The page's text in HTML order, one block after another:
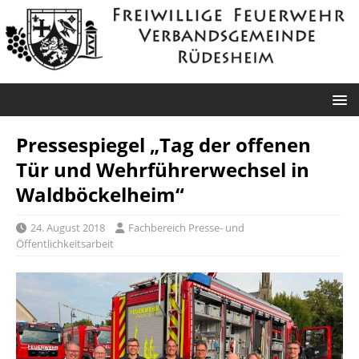
Pressespiegel „Tag der offenen
Tür und Wehrführerwechsel in
Waldböckelheim“
24. August 2018
Fachbereich Presse- und
Öffentlichkeitsarbeit